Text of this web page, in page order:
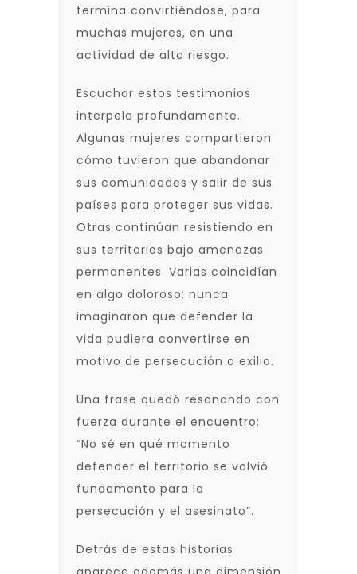
termina convirtiéndose, para
muchas mujeres, en una
actividad de alto riesgo.
Escuchar estos testimonios
interpela profundamente.
Algunas mujeres compartieron
cómo tuvieron que abandonar
sus comunidades y salir de sus
países para proteger sus vidas.
Otras continúan resistiendo en
sus territorios bajo amenazas
permanentes. Varias coincidían
en algo doloroso: nunca
imaginaron que defender la
vida pudiera convertirse en
motivo de persecución o exilio.
Una frase quedó resonando con
fuerza durante el encuentro:
“No sé en qué momento
defender el territorio se volvió
fundamento para la
persecución y el asesinato”.
Detrás de estas historias